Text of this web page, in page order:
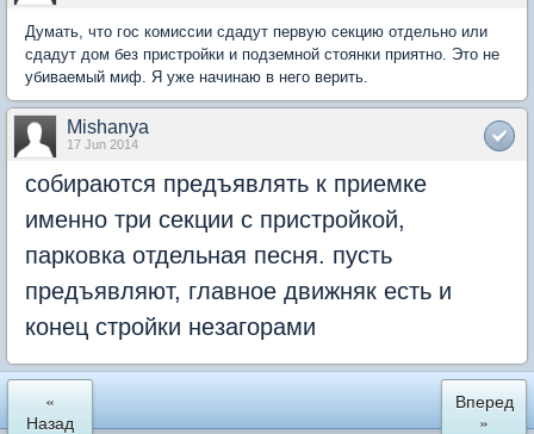
Думать, что гос комиссии сдадут первую секцию отдельно или
сдадут дом без пристройки и подземной стоянки приятно. Это не
убиваемый миф. Я уже начинаю в него верить.
Mishanya
17 Jun 2014
собираются предъявлять к приемке
именно три секции с пристройкой,
парковка отдельная песня. пусть
предъявляют, главное движняк есть и
конец стройки незагорами
«
Назад
Вперед
»